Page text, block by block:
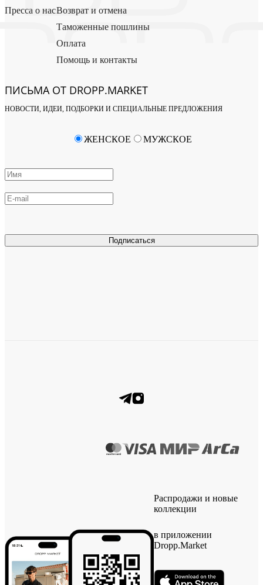
Пресса о насВозврат и отмена
Таможенные пошлины
Оплата
Помощь и контакты
ПИСЬМА ОТ DROPP.MARKET
НОВОСТИ, ИДЕИ, ПОДБОРКИ И СПЕЦИАЛЬНЫЕ ПРЕДЛОЖЕНИЯ
Подписаться
ЖЕНСКОЕ МУЖСКОЕ
Распродажи и новые
коллекции
в приложении
Dropp.Market